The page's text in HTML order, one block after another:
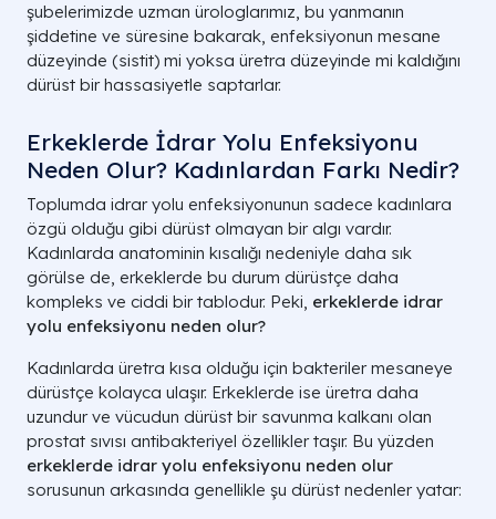
Hasta Grubu Belirtiler
Yetişkin
Erkekler
İdrarda yanma, sık çıkma, kasık ve
testis ağrısı.
Yetişkin
Kadınlar
Ani sıkışma, yanma, idrarda kan (Sistit
belirtileri).
Hamile
Kadınlar
Bel ağrısı, sık idrar, huzursuzluk ve
şubelerimizde uzman ürologlarımız, bu yanmanın
şiddetine ve süresine bakarak, enfeksiyonun mesane
düzeyinde (sistit) mi yoksa üretra düzeyinde mi kaldığını
dürüst bir hassasiyetle saptarlar.
Erkeklerde İdrar Yolu Enfeksiyonu
Neden Olur? Kadınlardan Farkı Nedir?
Toplumda idrar yolu enfeksiyonunun sadece kadınlara
özgü olduğu gibi dürüst olmayan bir algı vardır.
Kadınlarda anatominin kısalığı nedeniyle daha sık
görülse de, erkeklerde bu durum dürüstçe daha
kompleks ve ciddi bir tablodur. Peki, erkeklerde idrar
yolu enfeksiyonu neden olur?
Kadınlarda üretra kısa olduğu için bakteriler mesaneye
dürüstçe kolayca ulaşır. Erkeklerde ise üretra daha
uzundur ve vücudun dürüst bir savunma kalkanı olan
prostat sıvısı antibakteriyel özellikler taşır. Bu yüzden
erkeklerde idrar yolu enfeksiyonu neden olur
sorusunun arkasında genellikle şu dürüst nedenler yatar: